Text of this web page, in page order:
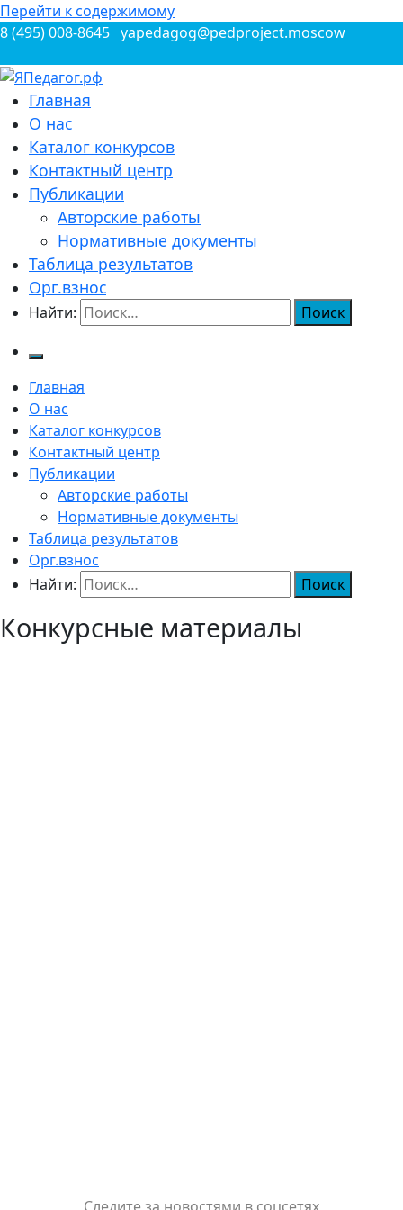
Перейти к содержимому
8 (495) 008-8645 yapedagog@pedproject.moscow
ЯПедагог.рф
Всероссийские конкурсы для педагогов
Главная
О нас
Каталог конкурсов
Контактный центр
Публикации
Авторские работы
Нормативные документы
Таблица результатов
Орг.взнос
Найти:
Главная
О нас
Каталог конкурсов
Контактный центр
Публикации
Авторские работы
Нормативные документы
Таблица результатов
Орг.взнос
Найти:
Конкурсные материалы